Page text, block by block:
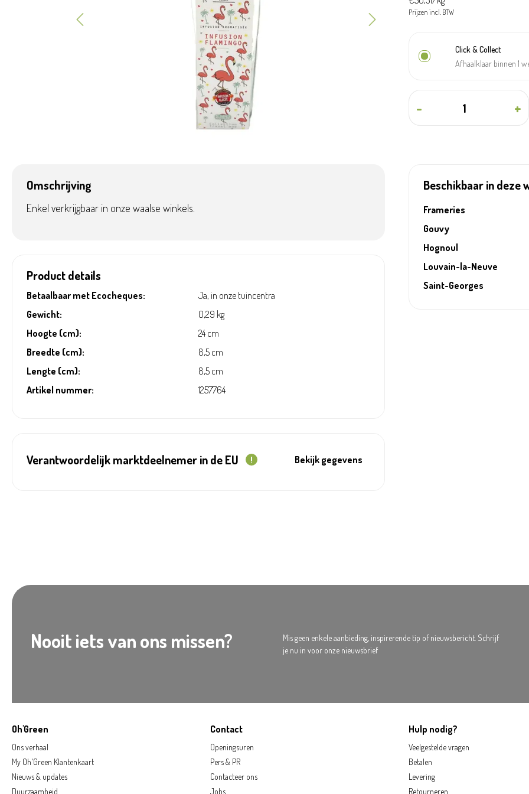
Prijzen incl. BTW
Click & Collect
Afhaalklaar binnen 1
+
-
Omschrijving
Enkel verkrijgbaar in onze waalse winkels.
Product details
Betaalbaar met Ecocheques:
Ja, in onze tuincentra
Gewicht:
0,29 kg
Hoogte (cm):
24 cm
Breedte (cm):
8,5 cm
Lengte (cm):
8,5 cm
Artikel nummer:
1257764
Verantwoordelijk marktdeelnemer in de EU ! Bekijk gegevens
Beschikbaar in deze
Frameries
Gouvy
Hognoul
Louvain-la-Neuve
Saint-Georges
Nooit iets van ons missen?
Mis geen enkele aanbieding, inspirerende tip of nieuwsbericht. Schrijf
je nu in voor onze nieuwsbrief
Oh'Green
Ons verhaal
My Oh'Green Klantenkaart
Nieuws & updates
Duurzaamheid
Contact
Openingsuren
Pers & PR
Contacteer ons
Jobs
Hulp nodig?
Veelgestelde vragen
Betalen
Levering
Retourneren